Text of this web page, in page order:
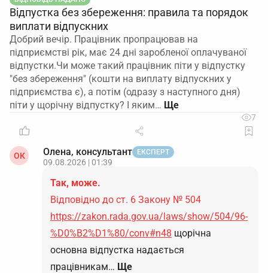
Відпустка без збереження: правила та порядок
виплати відпускних
Добрий вечір. Працівник пропрацював на
підприємстві рік, має 24 дні заробленої оплачуваної
відпустки.Чи може такий працівник піти у відпустку
"без збереження" (кошти на виплату відпускних у
підприємства є), а потім (одразу з наступного дня)
піти у щорічну відпустку? І яким…
7
ОК Олена, консультант ЕКСПЕРТ
09.08.2026 | 01:39
Так, може.
Відповідно до ст. 6 Закону № 504
https://zakon.rada.gov.ua/laws/show/504/96-
%D0%B2%D1%80/conv#n48 щорічна
основна відпустка надається
працівникам… Ще